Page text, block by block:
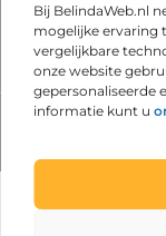
Bij BelindaWeb.nl
mogelijke ervaring
vergelijkbare
onze website
gepersonaliseerde
informatie kunt u